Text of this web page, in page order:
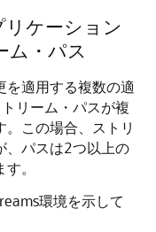
リケーション
ム・パス
を適用する複数の適
リーム・パスが複
この場合、ストリ
、パスは2つ以上の
。
環境を示して